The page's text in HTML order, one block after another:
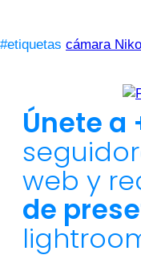
#etiquetas cámara
Únete a
web y
de